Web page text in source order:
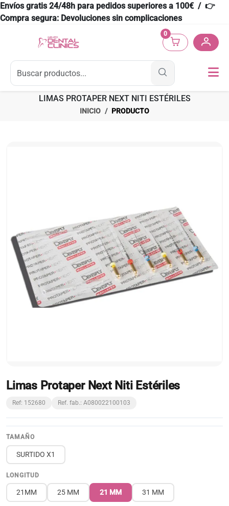
Envíos gratis 24/48h para pedidos superiores a 100€ / 👉
Compra segura: Devoluciones sin complicaciones
0
LIMAS PROTAPER NEXT NITI ESTÉRILES
INICIO PRODUCTO
Limas Protaper Next Niti Estériles
Ref: 152680 Ref. fab.: A080022100103
TAMAÑO
SURTIDO X1
LONGITUD
21MM 25 MM 21 MM 31 MM